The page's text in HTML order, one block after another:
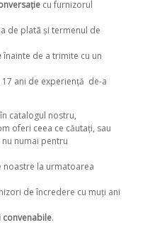
cu furnizorul
de platã și termenul de
înainte de a trimite cu un
17 ani de experiență de-a
catalogul nostru,
oferi ceea ce căutați, sau
numai pentru
noastre la urmatoarea
de încredere cu muți ani
.